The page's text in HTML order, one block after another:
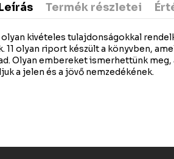
Termék részletei
kivételes tulajdonságokkal
11 olyan riport készült a könyvben,
Olyan embereket ismerhettünk
a jelen és a jövő nemzedékének.